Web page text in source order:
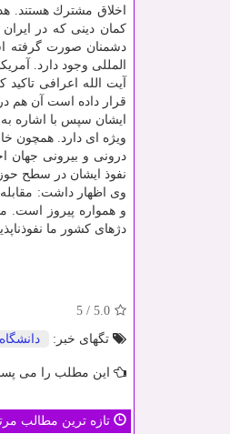
اخلاق مشترك هستند.
كمان دینی كه در
دشمنان صورت گرفته
المللی وجود دارد.
آیت الله اعرافی
قرار داده است آن هم
ایشان سپس با اشاره
ویژه ای دارد. همچون
درونی و بیرونی جهان
نفوذ ایشان در سطح
وی اظهار داشت:
و همواره پیروز است.
دژهای كشور ما
5.0
/
5
تگهای خبر:
دانشگاه
این مطلب را می
تازه ترین مطالب